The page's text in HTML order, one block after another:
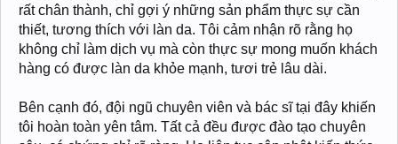
rất chân thành, chỉ gợi ý những sản phẩm thực sự cần
thiết, tương thích với làn da. Tôi cảm nhận rõ rằng họ
không chỉ làm dịch vụ mà còn thực sự mong muốn khách
hàng có được làn da khỏe mạnh, tươi trẻ lâu dài.
Bên cạnh đó, đội ngũ chuyên viên và bác sĩ tại đây khiến
tôi hoàn toàn yên tâm. Tất cả đều được đào tạo chuyên